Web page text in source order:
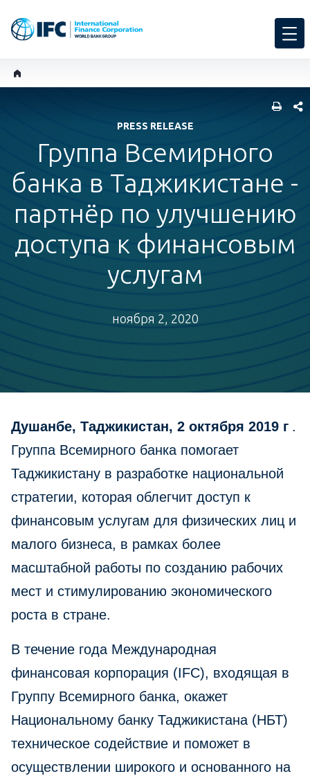
PRESS RELEASE
Группа Всемирного
банка в Таджикистане -
партнёр по улучшению
доступа к финансовым
услугам
ноября 2, 2020
Душанбе, Таджикистан, 2 октября 2019 г .
Группа Всемирного банка помогает
Таджикистану в разработке национальной
стратегии, которая облегчит доступ к
финансовым услугам для физических лиц и
малого бизнеса, в рамках более
масштабной работы по созданию рабочих
мест и стимулированию экономического
роста в стране.
В течение года Международная
финансовая корпорация (IFC), входящая в
Группy Всемирного банка, окажет
Национальному банку Таджикистана (НБТ)
техническое содействие и поможет в
осуществлении широкого и основанного на